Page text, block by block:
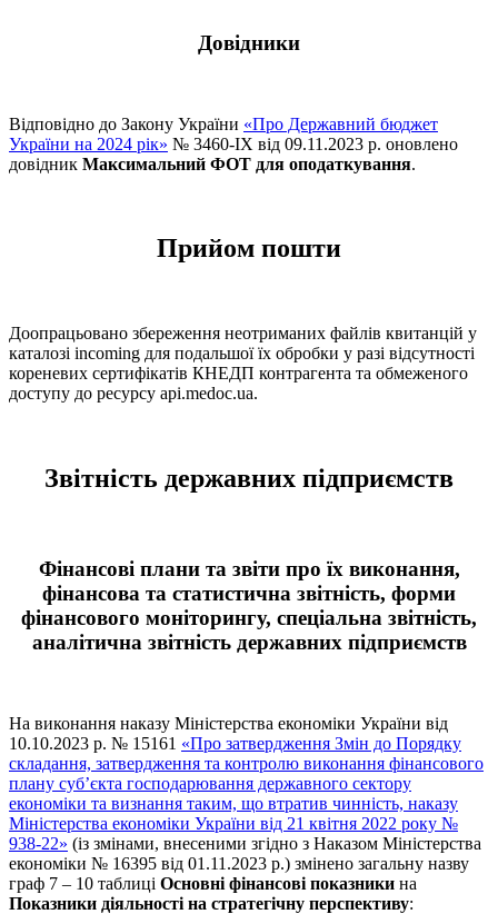
Довідники
Відповідно до Закону України «Про Державний бюджет
України на 2024 рік» № 3460-IX від 09.11.2023 р. оновлено
довідник Максимальний ФОТ для оподаткування.
Прийом пошти
Доопрацьовано збереження неотриманих файлів квитанцій у
каталозі іncoming для подальшої їх обробки у разі відсутності
кореневих сертифікатів КНЕДП контрагента та обмеженого
доступу до ресурсу api.medoc.ua.
Звітність державних підприємств
Фінансові плани та звіти про їх виконання,
фінансова та статистична звітність, форми
фінансового моніторингу, спеціальна звітність,
аналітична звітність державних підприємств
На виконання наказу Міністерства економіки України від
10.10.2023 р. № 15161 «Про затвердження Змін до Порядку
складання, затвердження та контролю виконання фінансового
плану суб’єкта господарювання державного сектору
економіки та визнання таким, що втратив чинність, наказу
Міністерства економіки України від 21 квітня 2022 року №
938-22» (із змінами, внесеними згідно з Наказом Міністерства
економіки № 16395 від 01.11.2023 р.) змінено загальну назву
граф 7 – 10 таблиці Основні фінансові показники на
Показники діяльності на стратегічну перспективу: